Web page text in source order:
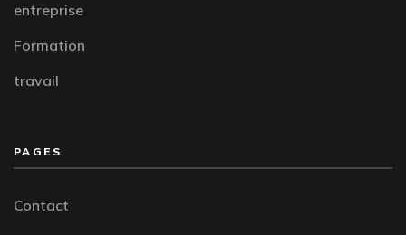
entreprise
Formation
travail
PAGES
Contact